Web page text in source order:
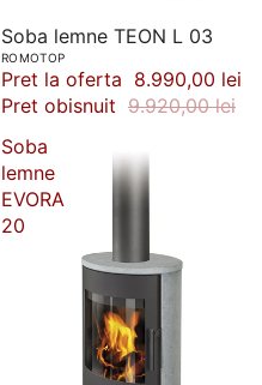
-9%
Soba lemne TEON L 03
ROMOTOP
Pret la oferta 8.990,00 lei
Pret obisnuit 9.920,00 lei
Soba
lemne
EVORA
20